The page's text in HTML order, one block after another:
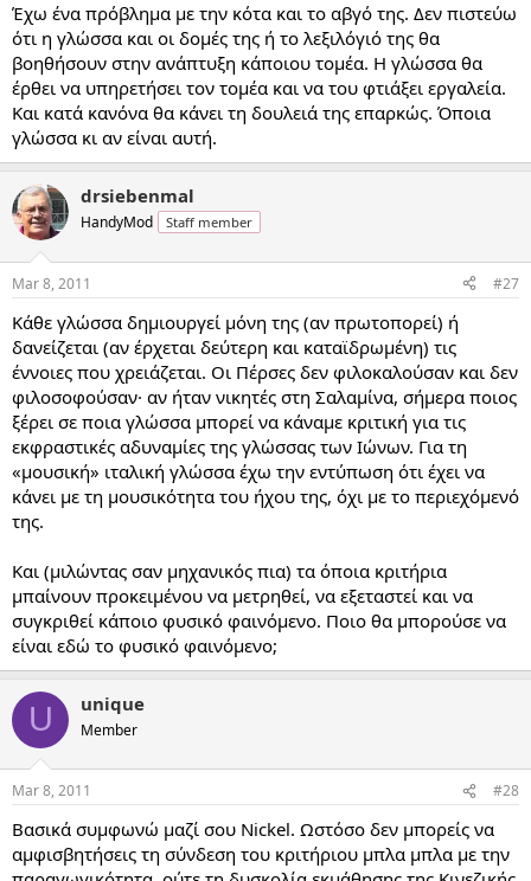
Έχω ένα πρόβλημα με την κότα και το αβγό της. Δεν πιστεύω
ότι η γλώσσα και οι δομές της ή το λεξιλόγιό της θα
βοηθήσουν στην ανάπτυξη κάποιου τομέα. Η γλώσσα θα
έρθει να υπηρετήσει τον τομέα και να του φτιάξει εργαλεία.
Και κατά κανόνα θα κάνει τη δουλειά της επαρκώς. Όποια
γλώσσα κι αν είναι αυτή.
drsiebenmal
HandyMod Staff member
Mar 8, 2011 #27
Κάθε γλώσσα δημιουργεί μόνη της (αν πρωτοπορεί) ή
δανείζεται (αν έρχεται δεύτερη και καταϊδρωμένη) τις
έννοιες που χρειάζεται. Οι Πέρσες δεν φιλοκαλούσαν και δεν
φιλοσοφούσαν· αν ήταν νικητές στη Σαλαμίνα, σήμερα ποιος
ξέρει σε ποια γλώσσα μπορεί να κάναμε κριτική για τις
εκφραστικές αδυναμίες της γλώσσας των Ιώνων. Για τη
«μουσική» ιταλική γλώσσα έχω την εντύπωση ότι έχει να
κάνει με τη μουσικότητα του ήχου της, όχι με το περιεχόμενό
της.
Και (μιλώντας σαν μηχανικός πια) τα όποια κριτήρια
μπαίνουν προκειμένου να μετρηθεί, να εξεταστεί και να
συγκριθεί κάποιο φυσικό φαινόμενο. Ποιο θα μπορούσε να
είναι εδώ το φυσικό φαινόμενο;
U unique
Member
Mar 8, 2011 #28
Βασικά συμφωνώ μαζί σου Nickel. Ωστόσο δεν μπορείς να
αμφισβητήσεις τη σύνδεση του κριτήριου μπλα μπλα με την